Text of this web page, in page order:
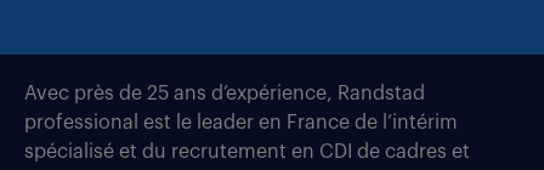
Avec près de 25 ans d’expérience, Randstad
professional est le leader en France de l’intérim
spécialisé et du recrutement en CDI de cadres et